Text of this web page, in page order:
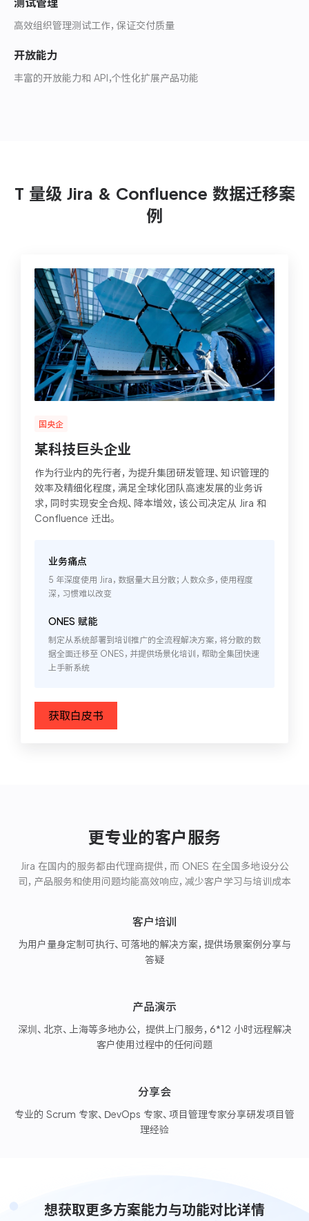
测试管理
高效组织管理测试工作，保证交付质量
开放能力
丰富的开放能力和 API ，个性化扩展产品功能
T 量级 Jira & Confluence 数据迁移案
例
国央企
某科技巨头企业
作为行业内的先行者，为提升集团研发管理、知识管理的
效率及精细化程度，满足全球化团队高速发展的业务诉
求，同时实现安全合规、降本增效，该公司决定从 Jira 和
Confluence 迁出。
业务痛点
5 年深度使用 Jira，数据量大且分散；人数众多，使用程度
深，习惯难以改变
ONES 赋能
制定从系统部署到培训推广的全流程解决方案，将分散的数
据全面迁移至 ONES，并提供场景化培训，帮助全集团快速
上手新系统
获取白皮书
更专业的客户服务
Jira 在国内的服务都由代理商提供，而 ONES 在全国多地设分公
司，产品服务和使用问题均能高效响应，减少客户学习与培训成本
客户培训
为用户量身定制可执行、可落地的解决方案，提供场景案例分享与
答疑
产品演示
深圳、北京、上海等多地办公， 提供上门服务，6*12 小时远程解决
客户使用过程中的任何问题
分享会
专业的 Scrum 专家、DevOps 专家、项目管理专家分享研发项目管
理经验
想获取更多方案能力与功能对比详情